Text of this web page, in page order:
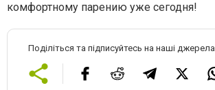
комфортному парению уже сегодня!
Поділіться та підписуйтесь на наші джерела